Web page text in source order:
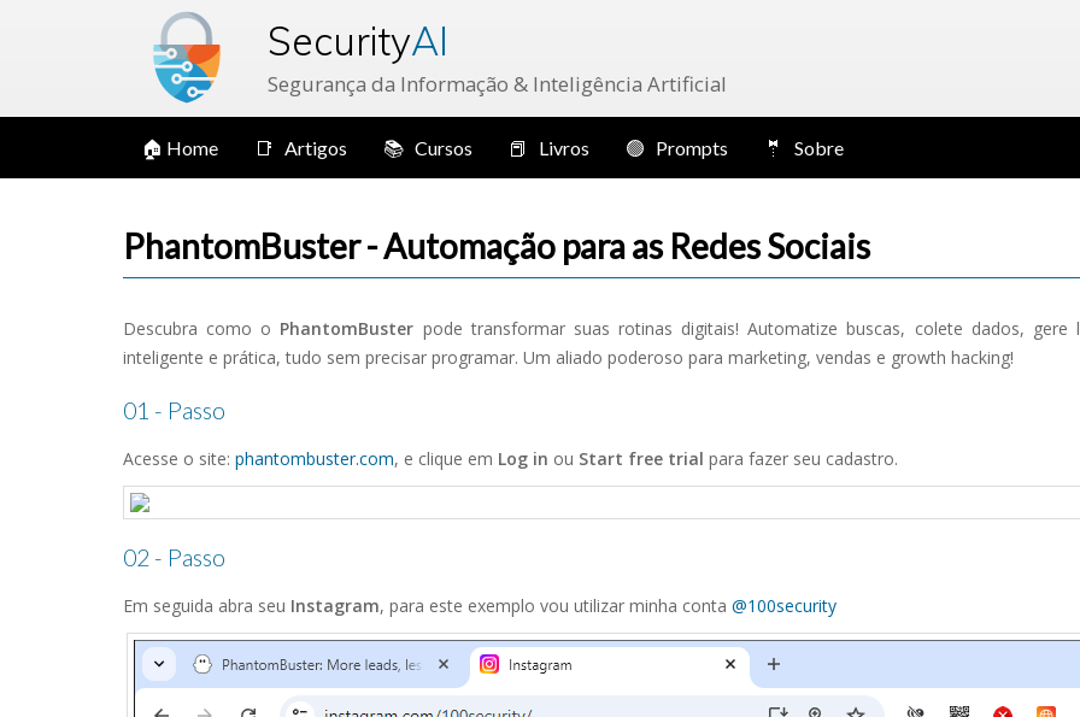
SecurityAI
Segurança da Informação & Inteligência Artificial
🏠 Home 📑 Artigos 📚 Cursos 📕 Livros 🟢 Prompts 🤵 Sobre
PhantomBuster - Automação para as Redes Sociais
Descubra como o PhantomBuster pode transformar suas rotinas digitais! Automatize buscas, colete dados,
inteligente e prática, tudo sem precisar programar. Um aliado poderoso para marketing, vendas e growth hacking!
01 - Passo
Acesse o site: phantombuster.com, e clique em Log in ou Start free trial para fazer seu cadastro.
02 - Passo
Em seguida abra seu Instagram, para este exemplo vou utilizar minha conta @100security